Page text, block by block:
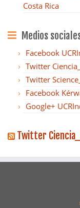
Costa Rica
Medios
Facebook
Twitter
Twitter
Facebook
Google+
Twitter